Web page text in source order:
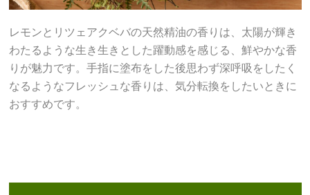
レモンとリツェアクベバの天然精油の香りは、太陽が輝き
わたるような生き生きとした躍動感を感じる、鮮やかな香
りが魅力です。手指に塗布をした後思わず深呼吸をしたく
なるようなフレッシュな香りは、気分転換をしたいときに
おすすめです。